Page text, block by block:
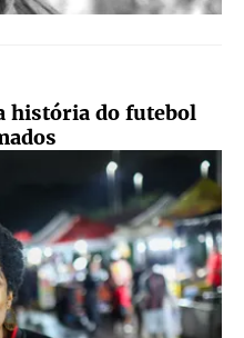
história do futebol